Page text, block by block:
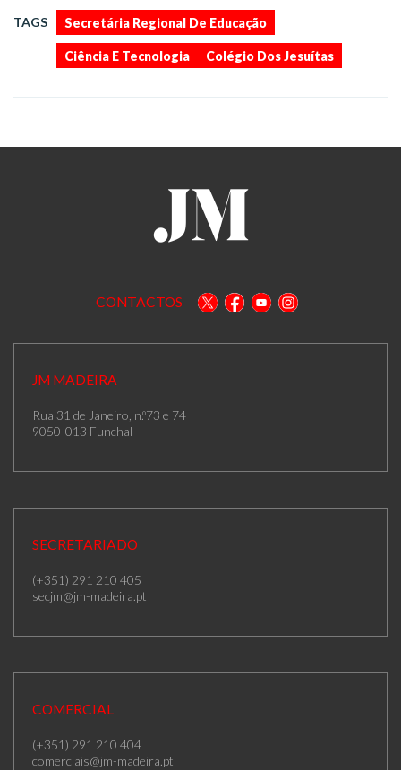
TAGS Secretária Regional De Educação
Ciência E Tecnologia Colégio Dos Jesuítas
CONTACTOS
JM MADEIRA
Rua 31 de Janeiro, n.º73 e 74
9050-013 Funchal
SECRETARIADO
(+351) 291 210 405
secjm@jm-madeira.pt
COMERCIAL
(+351) 291 210 404
comerciais@jm-madeira.pt